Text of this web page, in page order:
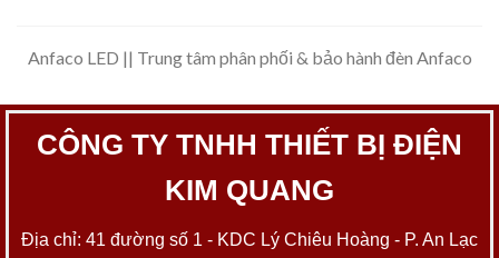
Anfaco LED || Trung tâm phân phối & bảo hành đèn Anfaco
CÔNG TY TNHH THIẾT BỊ ĐIỆN
KIM QUANG
Địa chỉ: 41 đường số 1 - KDC Lý Chiêu Hoàng - P. An Lạc